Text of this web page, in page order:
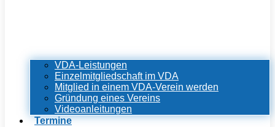
VDA-Leistungen
Einzelmitgliedschaft im VDA
Mitglied in einem VDA-Verein werden
Gründung eines Vereins
Videoanleitungen
Termine